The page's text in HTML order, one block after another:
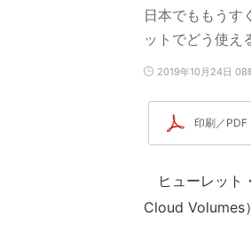
日本でももうす
ットでどう使え
2019年10月24日 08
印刷／PDF
ヒューレット
Cloud Volumes